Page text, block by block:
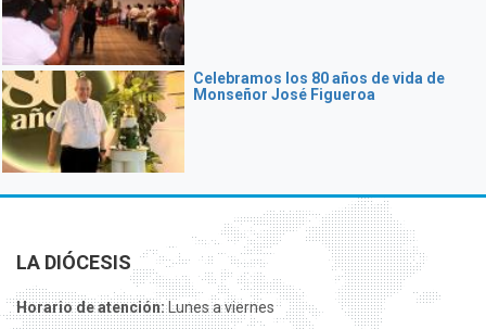
Celebramos los 80 años de vida de
Monseñor José Figueroa
LA DIÓCESIS
Horario de atención:Lunes a viernes